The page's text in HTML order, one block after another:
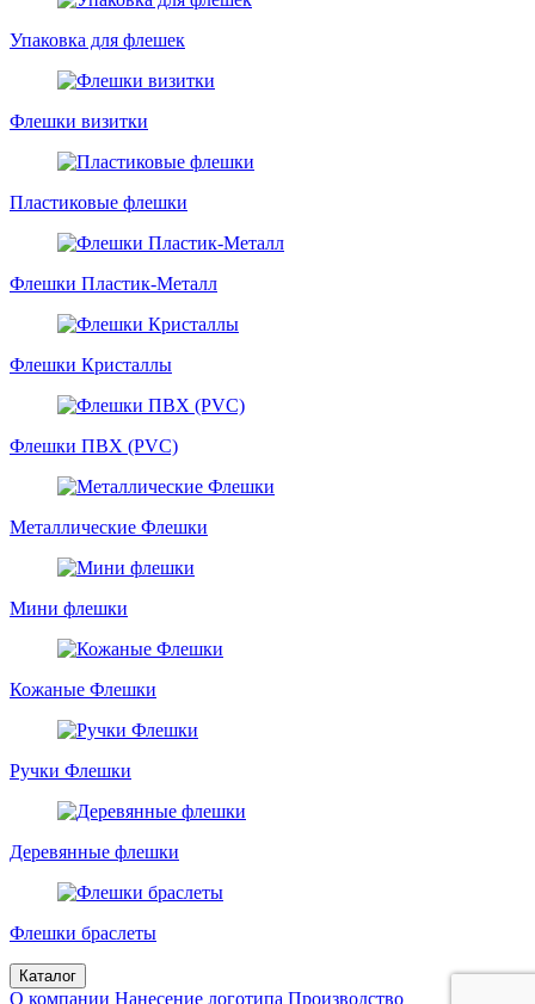
Упаковка для флешек
Флешки визитки
Пластиковые флешки
Флешки Пластик-Металл
Флешки Кристаллы
Флешки ПВХ (PVC)
Металлические Флешки
Мини флешки
Кожаные Флешки
Ручки Флешки
Деревянные флешки
Флешки браслеты
Каталог
О компании Нанесение логотипа Производство